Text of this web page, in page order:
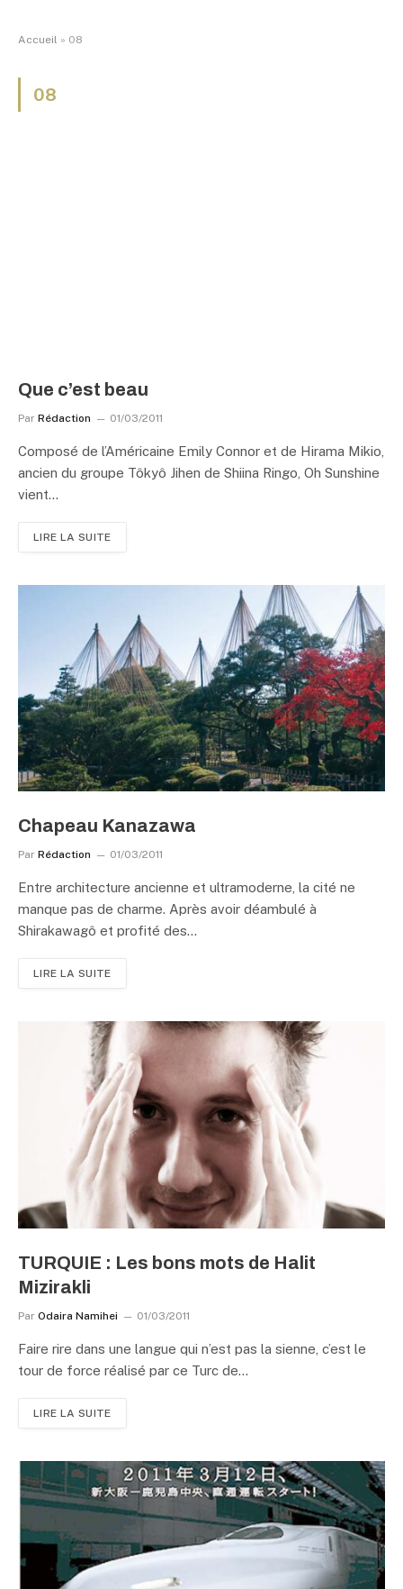
Accueil » 08
08
Que c’est beau
Par Rédaction 01/03/2011
Composé de l’Américaine Emily Connor et de Hirama Mikio,
ancien du groupe Tôkyô Jihen de Shiina Ringo, Oh Sunshine
vient…
LIRE LA SUITE
Chapeau Kanazawa
Par Rédaction 01/03/2011
Entre architecture ancienne et ultramoderne, la cité ne
manque pas de charme. Après avoir déambulé à
Shirakawagô et profité des…
LIRE LA SUITE
TURQUIE : Les bons mots de Halit
Mizirakli
Par Odaira Namihei 01/03/2011
Faire rire dans une langue qui n’est pas la sienne, c’est le
tour de force réalisé par ce Turc de…
LIRE LA SUITE